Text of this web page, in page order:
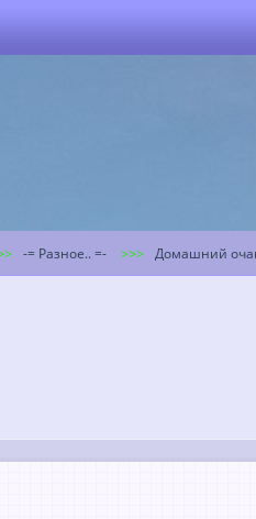
-= Разное.. =- Домашний